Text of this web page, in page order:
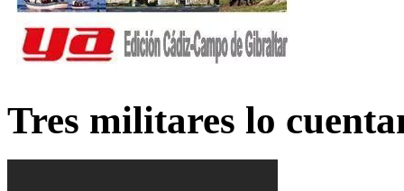
Tres militares lo